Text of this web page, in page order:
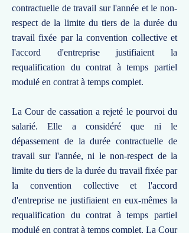
contractuelle de travail sur l'année et le non-
respect de la limite du tiers de la durée du
travail fixée par la convention collective et
l'accord d'entreprise justifiaient la
requalification du contrat à temps partiel
modulé en contrat à temps complet.
La Cour de cassation a rejeté le pourvoi du
salarié. Elle a considéré que ni le
dépassement de la durée contractuelle de
travail sur l'année, ni le non-respect de la
limite du tiers de la durée du travail fixée par
la convention collective et l'accord
d'entreprise ne justifiaient en eux-mêmes la
requalification du contrat à temps partiel
modulé en contrat à temps complet. La Cour